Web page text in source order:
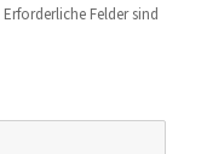
Erforderliche Felder sind